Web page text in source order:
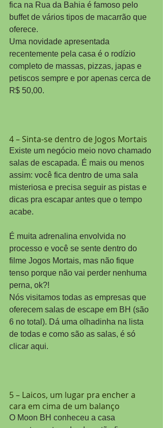
fica na Rua da Bahia é famoso pelo
buffet de vários tipos de macarrão que
oferece.
Uma novidade apresentada
recentemente pela casa é o rodízio
completo de massas, pizzas, japas e
petiscos sempre e por apenas cerca de
R$ 50,00.
4 – Sinta-se dentro de Jogos Mortais
Existe um negócio meio novo chamado
salas de escapada. É mais ou menos
assim: você fica dentro de uma sala
misteriosa e precisa seguir as pistas e
dicas pra escapar antes que o tempo
acabe.
É muita adrenalina envolvida no
processo e você se sente dentro do
filme Jogos Mortais, mas não fique
tenso porque não vai perder nenhuma
perna, ok?!
Nós visitamos todas as empresas que
oferecem salas de escape em BH (são
6 no total). Dá uma olhadinha na lista
de todas e como são as salas, é só
clicar aqui.
5 – Laicos, um lugar pra encher a
cara em cima de um balanço
O Moon BH conheceu a casa